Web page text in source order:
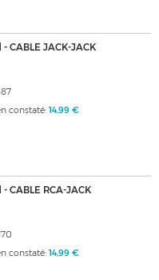
CABLE JACK-JACK
constaté: 14,99 €
CABLE RCA-JACK
constaté: 14,99 €